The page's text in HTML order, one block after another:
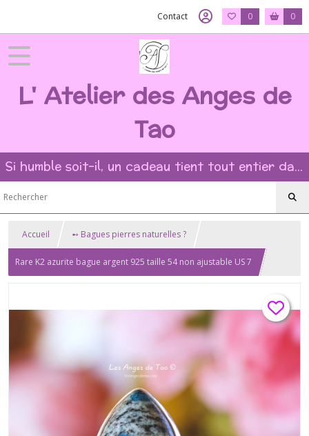
Contact 0 0
L' Atelier des Anges de
Tao
Si humble soit-il, un cadeau tient tout entier dans l'intention et la beauté du geste ?
Accueil ➻ Bagues pierres naturelles ?
Rare K2 azurite bague argent 925 taille 54 non ajustable US 7